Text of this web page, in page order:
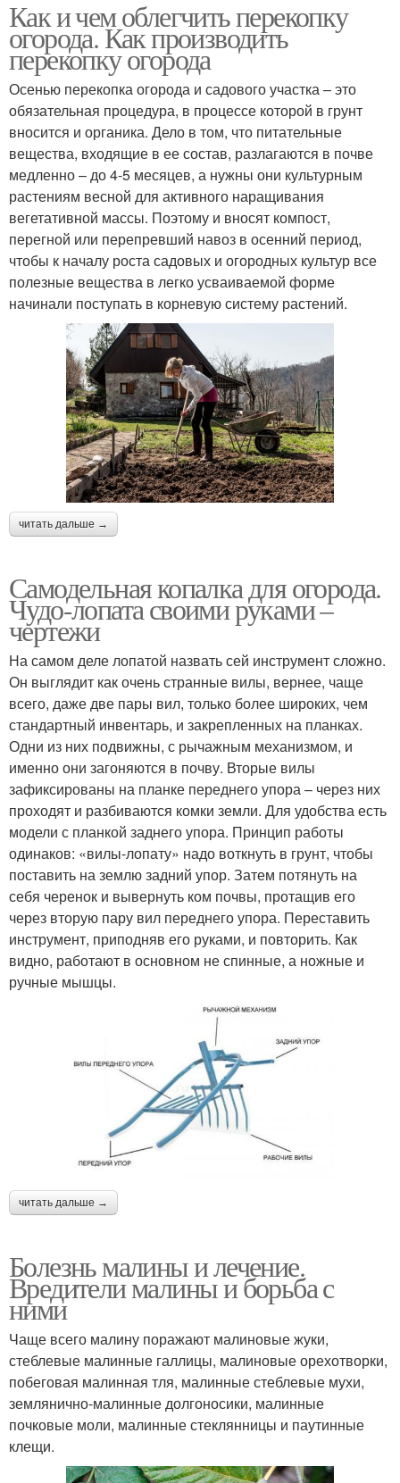
Как и чем облегчить перекопку
огорода. Как производить
перекопку огорода
Осенью перекопка огорода и садового участка – это
обязательная процедура, в процессе которой в грунт
вносится и органика. Дело в том, что питательные
вещества, входящие в ее состав, разлагаются в почве
медленно – до 4-5 месяцев, а нужны они культурным
растениям весной для активного наращивания
вегетативной массы. Поэтому и вносят компост,
перегной или перепревший навоз в осенний период,
чтобы к началу роста садовых и огородных культур все
полезные вещества в легко усваиваемой форме
начинали поступать в корневую систему растений.
читать дальше →
Самодельная копалка для огорода.
Чудо-лопата своими руками –
чертежи
На самом деле лопатой назвать сей инструмент сложно.
Он выглядит как очень странные вилы, вернее, чаще
всего, даже две пары вил, только более широких, чем
стандартный инвентарь, и закрепленных на планках.
Одни из них подвижны, с рычажным механизмом, и
именно они загоняются в почву. Вторые вилы
зафиксированы на планке переднего упора – через них
проходят и разбиваются комки земли. Для удобства есть
модели с планкой заднего упора. Принцип работы
одинаков: «вилы-лопату» надо воткнуть в грунт, чтобы
поставить на землю задний упор. Затем потянуть на
себя черенок и вывернуть ком почвы, протащив его
через вторую пару вил переднего упора. Переставить
инструмент, приподняв его руками, и повторить. Как
видно, работают в основном не спинные, а ножные и
ручные мышцы.
читать дальше →
Болезнь малины и лечение.
Вредители малины и борьба с
ними
Чаще всего малину поражают малиновые жуки,
стеблевые малинные галлицы, малиновые орехотворки,
побеговая малинная тля, малинные стеблевые мухи,
землянично-малинные долгоносики, малинные
почковые моли, малинные стеклянницы и паутинные
клещи.